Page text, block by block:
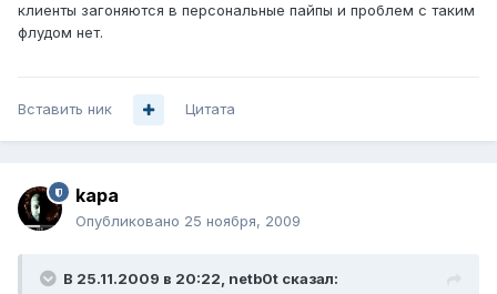
клиенты загоняются в персональные пайпы и проблем с таким
флудом нет.
Вставить ник Цитата
kapa
Опубликовано 25 ноября, 2009
В 25.11.2009 в 20:22, netb0t сказал: